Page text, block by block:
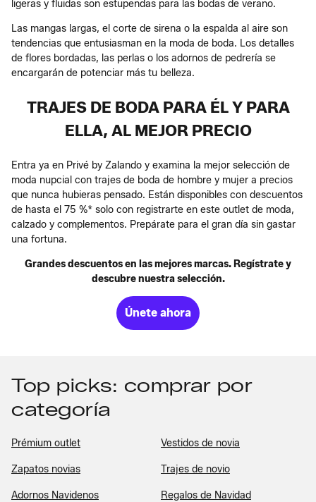
ligeras y fluidas son estupendas para las bodas de verano.
Las mangas largas, el corte de sirena o la espalda al aire son
tendencias que entusiasman en la moda de boda. Los detalles
de flores bordadas, las perlas o los adornos de pedrería se
encargarán de potenciar más tu belleza.
TRAJES DE BODA PARA ÉL Y PARA
ELLA, AL MEJOR PRECIO
Entra ya en Privé by Zalando y examina la mejor selección de
moda nupcial con trajes de boda de hombre y mujer a precios
que nunca hubieras pensado. Están disponibles con descuentos
de hasta el 75 %* solo con registrarte en este outlet de moda,
calzado y complementos. Prepárate para el gran día sin gastar
una fortuna.
Grandes descuentos en las mejores marcas. Regístrate y
descubre nuestra selección.
Únete ahora
Top picks: comprar por
categoría
Prémium outlet Vestidos de novia
Zapatos novias Trajes de novio
Adornos Navidenos Regalos de Navidad